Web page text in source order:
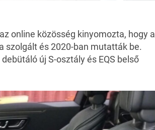
online közösség kinyomozta, hogy a
szolgált és 2020-ban mutatták be.
új S-osztály és EQS belső